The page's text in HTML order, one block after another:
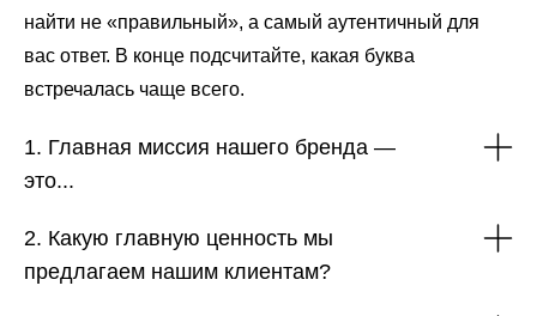
найти не «правильный», а самый аутентичный для
вас ответ. В конце подсчитайте, какая буква
встречалась чаще всего.
1. Главная миссия нашего бренда —
это...
2. Какую главную ценность мы
предлагаем нашим клиентам?